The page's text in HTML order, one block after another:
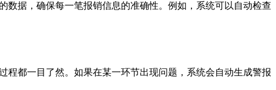
据，确保每一笔报销信息的准确性。例如，系统可以自动检查
都一目了然。如果在某一环节出现问题，系统会自动生成警报